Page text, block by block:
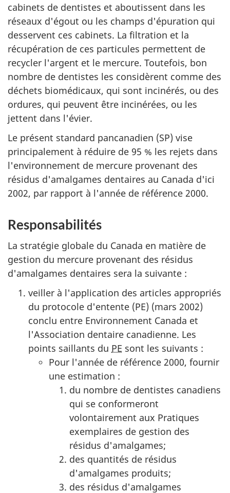
cabinets de dentistes et aboutissent dans les
réseaux d'égout ou les champs d'épuration qui
desservent ces cabinets. La filtration et la
récupération de ces particules permettent de
recycler l'argent et le mercure. Toutefois, bon
nombre de dentistes les considèrent comme des
déchets biomédicaux, qui sont incinérés, ou des
ordures, qui peuvent être incinérées, ou les
jettent dans l'évier.
Le présent standard pancanadien (SP) vise
principalement à réduire de 95 % les rejets dans
l'environnement de mercure provenant des
résidus d'amalgames dentaires au Canada d'ici
2002, par rapport à l'année de référence 2000.
Responsabilités
La stratégie globale du Canada en matière de
gestion du mercure provenant des résidus
d'amalgames dentaires sera la suivante :
veiller à l'application des articles appropriés
du protocole d'entente (PE) (mars 2002)
conclu entre Environnement Canada et
l'Association dentaire canadienne. Les
points saillants du PE sont les suivants :
Pour l'année de référence 2000, fournir
une estimation :
du nombre de dentistes canadiens
qui se conformeront
volontairement aux Pratiques
exemplaires de gestion des
résidus d'amalgames;
des quantités de résidus
d'amalgames produits;
des résidus d'amalgames